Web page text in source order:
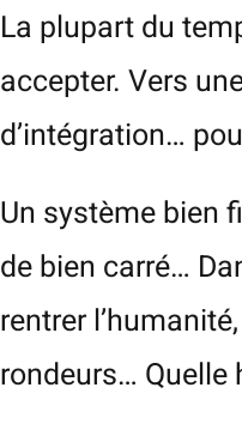
La plupart du
accepter. Vers
d’intégration…
Un système bien
de bien carré…
rentrer
rondeurs… Quelle